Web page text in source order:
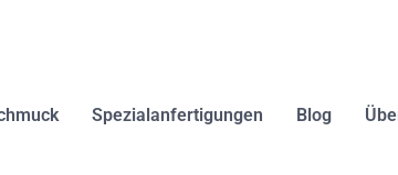
Spezialanfertigungen Blog